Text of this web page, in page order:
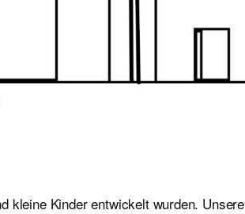
kleine Kinder entwickelt wurden. Unsere